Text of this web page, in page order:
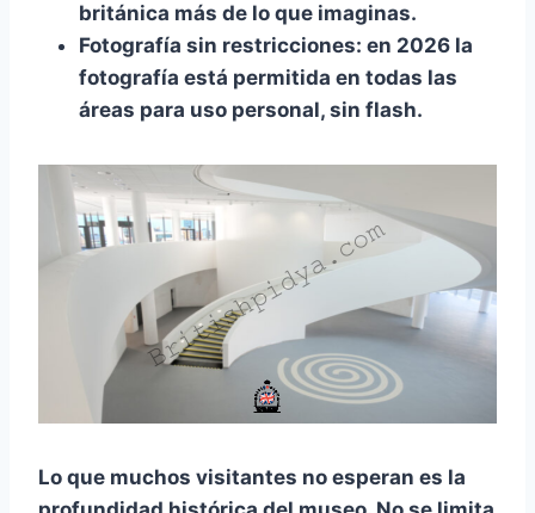
británica más de lo que imaginas.
Fotografía sin restricciones: en 2026 la
fotografía está permitida en todas las
áreas para uso personal, sin flash.
Lo que muchos visitantes no esperan es la